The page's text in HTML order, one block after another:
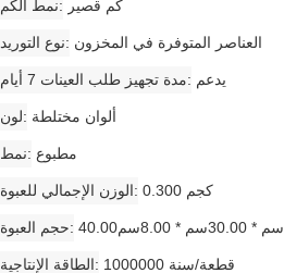
نمط الكم كم قصير
نوع التوريد العناصر المتوفرة في المخزون
مدة تجهيز طلب العينات 7 أيام يدعم
لون ألوان مختلطة
نمط مطبوع
الوزن الإجمالي للعبوة 0.300 كجم
حجم العبوة 40.00سم * 30.00سم * 8.00سم
الطاقة الإنتاجية 1000000 قطعة/سنة